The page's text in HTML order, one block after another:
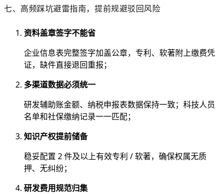
七、高频踩坑避雷指南，提前规避驳回风险
资料盖章签字不能省
企业信息表完整签字加盖公章，专利、软著附上缴费凭
证，缺件直接退回重报；
多渠道数据必须统一
研发辅助账金额、纳税申报表数据保持一致；科技人员
名单和社保缴纳记录一一匹配；
知识产权提前储备
稳妥配置 2 件及以上有效专利 / 软著，确保权属无质
押、无纠纷；
研发费用规范归集